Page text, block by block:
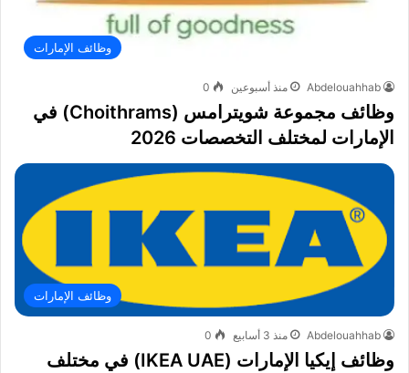
وظائف الإمارات
Abdelouahhab منذ أسبوعين 0
وظائف مجموعة شويترامس (Choithrams) في
الإمارات لمختلف التخصصات 2026
وظائف الإمارات
Abdelouahhab منذ 3 أسابيع 0
وظائف إيكيا الإمارات (IKEA UAE) في مختلف